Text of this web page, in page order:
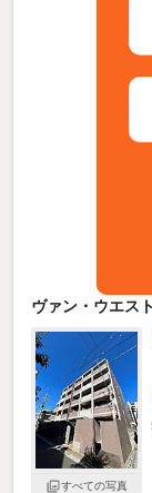
ヴァン・ウエス
すべての写真